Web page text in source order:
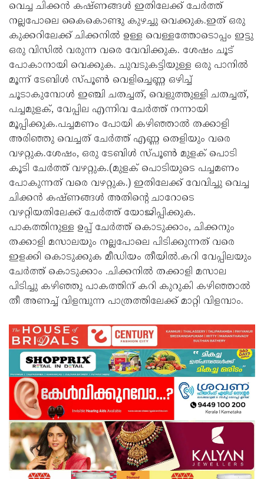
വെച്ച ചിക്കൻ കഷ്ണങ്ങൾ ഇതിലേക്ക് ചേർത്ത്
നല്ലപോലെ കൈകൊണ്ടു കുഴച്ചു വെക്കുക.ഇത് ഒരു
കുക്കറിലേക്ക് ചിക്കനിൽ ഉള്ള വെള്ളത്തോടൊപ്പം ഇട്ടു
ഒരു വിസിൽ വരുന്ന വരെ വേവിക്കുക. ശേഷം ചൂട്
പോകാനായി വെക്കുക. ചുവടുകട്ടിയുള്ള ഒരു പാനിൽ
മൂന്ന് ടേബിൾ സ്പൂൺ വെളിച്ചെണ്ണ ഒഴിച്ച്
ചൂടാകുമ്പോൾ ഇഞ്ചി ചതച്ചത്, വെളുത്തുള്ളി ചതച്ചത്,
പച്ചമുളക്, വേപ്പില എന്നിവ ചേർത്ത് നന്നായി
മൂപ്പിക്കുക.പച്ചമണം പോയി കഴിഞ്ഞാൽ തക്കാളി
അരിഞ്ഞു വെച്ചത് ചേർത്ത് എണ്ണ തെളിയും വരെ
വഴറ്റുക.ശേഷം, ഒരു ടേബിൾ സ്പൂൺ മുളക് പൊടി
കൂടി ചേർത്ത് വഴറ്റുക.(മുളക് പൊടിയുടെ പച്ചമണം
പോകുന്നത് വരെ വഴറ്റുക.) ഇതിലേക്ക് വേവിച്ചു വെച്ച
ചിക്കൻ കഷ്ണങ്ങൾ അതിന്റെ ചാറോടെ
വഴറ്റിയതിലേക്ക് ചേർത്ത് യോജിപ്പിക്കുക.
പാകത്തിനുള്ള ഉപ്പ് ചേർത്ത് കൊടുക്കാം, ചിക്കനും
തക്കാളി മസാലയും നല്ലപോലെ പിടിക്കുന്നത്‌ വരെ
ഇളക്കി കൊടുക്കുക മീഡിയം തീയിൽ.കറി വേപ്പിലയും
ചേർത്ത് കൊടുക്കാം .ചിക്കനിൽ തക്കാളി മസാല
പിടിച്ചു കഴിഞ്ഞു പാകത്തിന് കറി കുറുകി കഴിഞ്ഞാൽ
തീ അണച്ച് വിളമ്പുന്ന പാത്രത്തിലേക്ക് മാറ്റി വിളമ്പാം.